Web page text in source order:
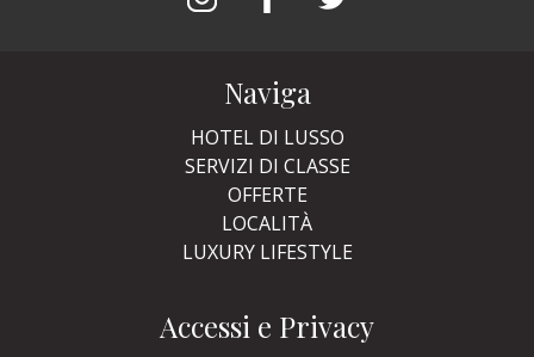
Naviga
HOTEL DI LUSSO
SERVIZI DI CLASSE
OFFERTE
LOCALITÀ
LUXURY LIFESTYLE
Accessi e Privacy